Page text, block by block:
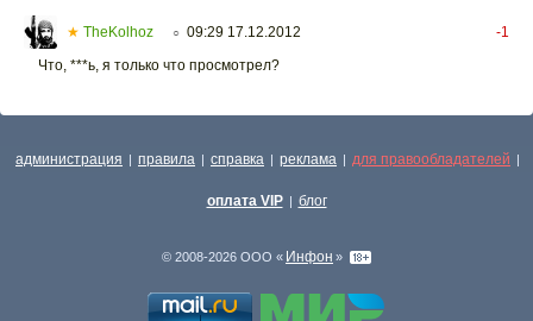
★ TheKolhoz ○ 09:29 17.12.2012
-1
Что, ***ь, я только что просмотрел?
администрация | правила | справка | реклама | для правообладателей |
оплата VIP | блог
© 2008-2026 ООО « Инфон »